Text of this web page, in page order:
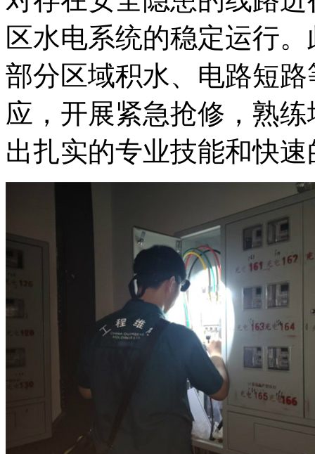
区水电系统的稳定运行
部分区域积水、电路短
应，开展紧急抢修，熟
出扎实的专业技能和快